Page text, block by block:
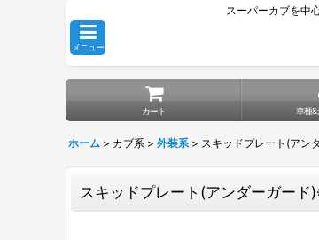
スーパーカブを中
メニュー
カート 車種
ホーム > カブ系 > 外装系 > スキッドプレート(アン
スキッドプレート(アンダーガー